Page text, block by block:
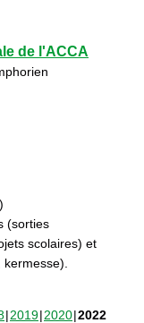
de l'ACCA
(sorties
scolaires) et
2019 2020 2022